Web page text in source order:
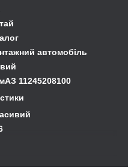
автомобіль
11245208100